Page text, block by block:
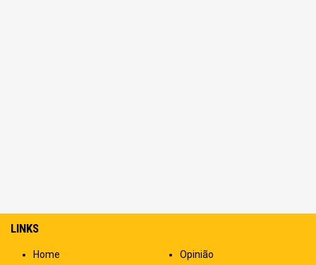
LINKS
Home Opinião